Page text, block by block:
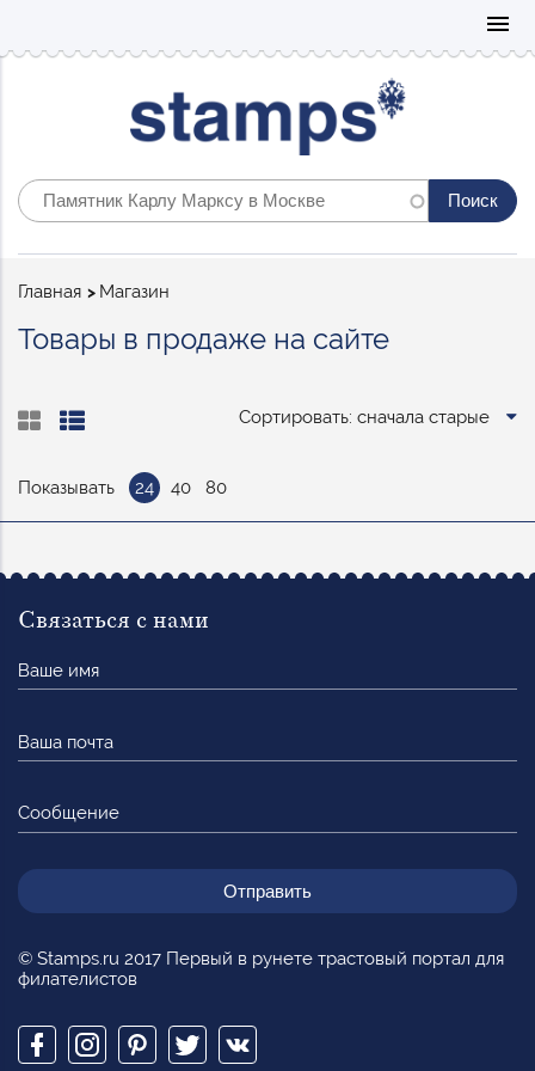
menu
Строка
Главная Магазин
Товары в продаже на сайте
Сортировать: сначала старые
Показывать 24 40 80
© Stamps.ru 2017 Первый в рунете трастовый портал для
филателистов
Связаться с нами
имя
почта
Сообщение